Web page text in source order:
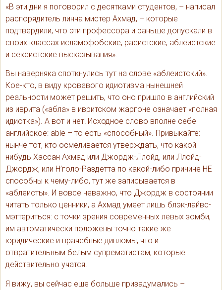
«В эти дни я поговорил с десятками студентов, – написал
распорядитель линча мистер Ахмад, – которые
подтвердили, что эти профессора и раньше допускали в
своих классах исламофобские, расистские, аблеистские
и сексистские высказывания».
Вы наверняка споткнулись тут на слове «аблеистский».
Кое-кто, в виду кровавого идиотизма нынешней
реальности может решить, что оно пришло в английский
из иврита («абла» в ивритском жаргоне означает «полная
идиотка»). А вот и нет! Исходное слово вполне себе
английское: able – то есть «способный». Привыкайте:
нынче тот, кто осмеливается утверждать, что какой-
нибудь Хассан Ахмад или Джордж-Ллойд, или Ллойд-
Джордж, или Н’голо-Раздетта по какой-либо причине НЕ
способны к чему-либо, тут же записывается в
«аблеисты». И вовсе неважно, что Джордж в состоянии
читать только ценники, а Ахмад умеет лишь блэк-лайвс-
мэттериться: с точки зрения современных левых зомби,
им автоматически положены точно такие же
юридические и врачебные дипломы, что и
отвратительным белым супрематистам, которые
действительно учатся.
Я вижу, вы сейчас еще больше призадумались –